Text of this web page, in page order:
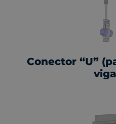
Conector “U”